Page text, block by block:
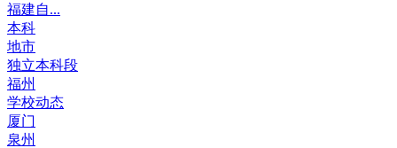
福建自...
本科
地市
独立本科段
福州
学校动态
厦门
泉州